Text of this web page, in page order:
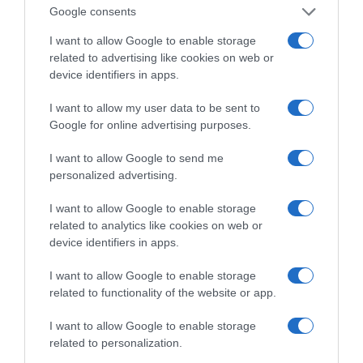
Google consents
I want to allow Google to enable storage
related to advertising like cookies on web or
device identifiers in apps.
I want to allow my user data to be sent to
Google for online advertising purposes.
I want to allow Google to send me
personalized advertising.
I want to allow Google to enable storage
related to analytics like cookies on web or
device identifiers in apps.
I want to allow Google to enable storage
related to functionality of the website or app.
I want to allow Google to enable storage
related to personalization.
τους διεθνείς παράγοντες ενώπιον των
ευθυνών τους.
Λόγια σταράτα, μετρημένα. Θέσεις που
μπορούν, όντως, να αποτελέσουν σταθερή
βάση μιας ειλικρινούς ελληνοτουρκικής
προσέγγισης και όχι να αφήσουμε να γίνει η
τουρκική ένταξη στην ΕΕ εφαλτήριο για την
διεκδικήσεων και βλέψεων στο Αιγαίο και στην
Κύπρο. Καμία σχέση με ανούσιες
Ολέθρια λάθη του Μητσοτάκη
Η Ελλάδα είχε την ατυχία πρωθυπουργός της